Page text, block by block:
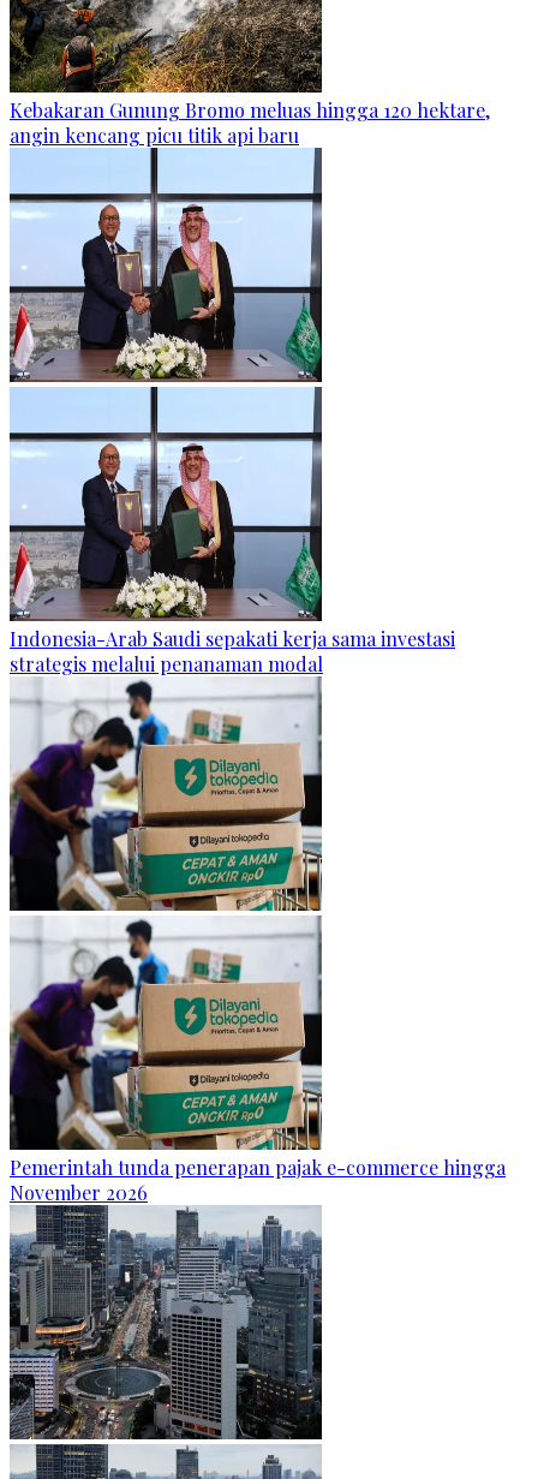
Kebakaran Gunung Bromo meluas hingga 120 hektare,
angin kencang picu titik api baru
Indonesia-Arab Saudi sepakati kerja sama investasi
strategis melalui penanaman modal
Pemerintah tunda penerapan pajak e-commerce hingga
November 2026